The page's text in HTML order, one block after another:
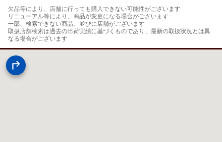
欠品等により、店舗に行っても購入できない可能性がございます
リニューアル等により、商品が変更になる場合がございます
一部、検索できない商品、並びに店舗がございます
取扱店舗検索は過去の出荷実績に基づくものであり、最新の取扱状況とは異
なる場合がございます